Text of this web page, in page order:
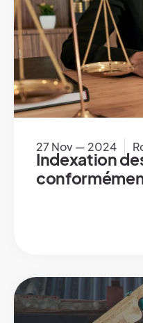
27 Nov — 2024
Indexation